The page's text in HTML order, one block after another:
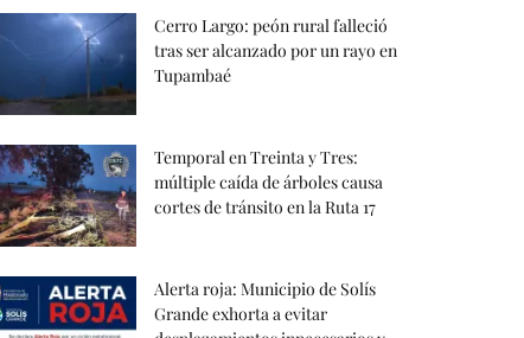
Cerro Largo: peón rural falleció
tras ser alcanzado por un rayo en
Tupambaé
Temporal en Treinta y Tres:
múltiple caída de árboles causa
cortes de tránsito en la Ruta 17
Alerta roja: Municipio de Solís
Grande exhorta a evitar